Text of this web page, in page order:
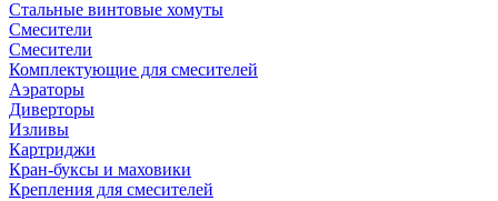
Стальные винтовые хомуты
Смесители
Смесители
Комплектующие для смесителей
Аэраторы
Диверторы
Изливы
Картриджи
Кран-буксы и маховики
Крепления для смесителей